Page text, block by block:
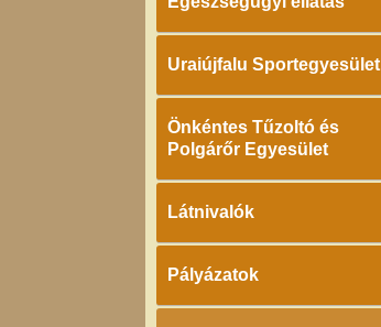
Uraiújfalu Sportegyesület
Önkéntes Tűzoltó és
Polgárőr Egyesület
Látnivalók
Pályázatok